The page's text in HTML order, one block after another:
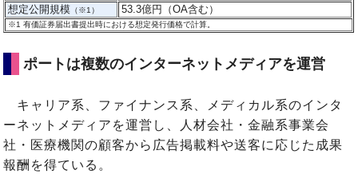
想定公開規模 （※1） 53.3億円（OA含む）
※1有価証券届出書提出時における想定発行価格で計算。
ポートは複数のインターネットメディアを運営
キャリア系、ファイナンス系、メディカル系のインタ
ーネットメディアを運営し、人材会社・金融系事業会
社・医療機関の顧客から広告掲載料や送客に応じた成果
報酬を得ている。